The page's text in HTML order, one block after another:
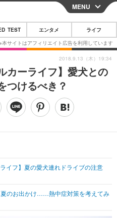
CLOSE
スマートフォン
ガジェット・ツール
その他
映画・ドラマ
その他
MENU
TEST エンタメ ライフ
カーライフ】愛犬との
つけるべき？
イフ】夏の愛犬連れドライブの注意
夏のお出かけ……熱中症対策を考えてみ
2018.9.13（木）19:34